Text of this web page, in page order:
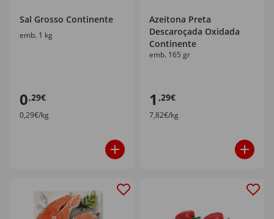
Sal Grosso Continente
emb. 1 kg
0,29€
0,29€/kg
Azeitona Preta
Descaroçada Oxidada
Continente
emb. 165 gr
1 ,29€
7,82€/kg